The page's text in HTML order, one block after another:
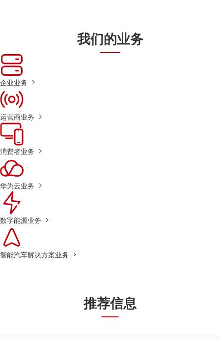
我们的业务
企业业务
运营商业务
消费者业务
华为云业务
数字能源业务
智能汽车解决方案业务
推荐信息